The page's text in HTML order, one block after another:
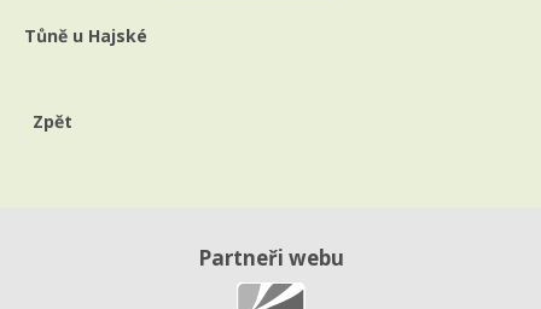
Tůně u Hajské
Zpět
Partneři webu